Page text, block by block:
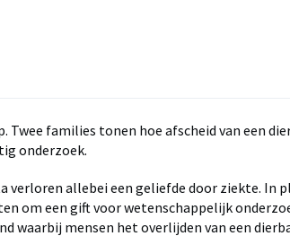
Twee families tonen hoe afscheid van een
onderzoek.
verloren allebei een geliefde door ziekte. In
om een gift voor wetenschappelijk
waarbij mensen het overlijden van een